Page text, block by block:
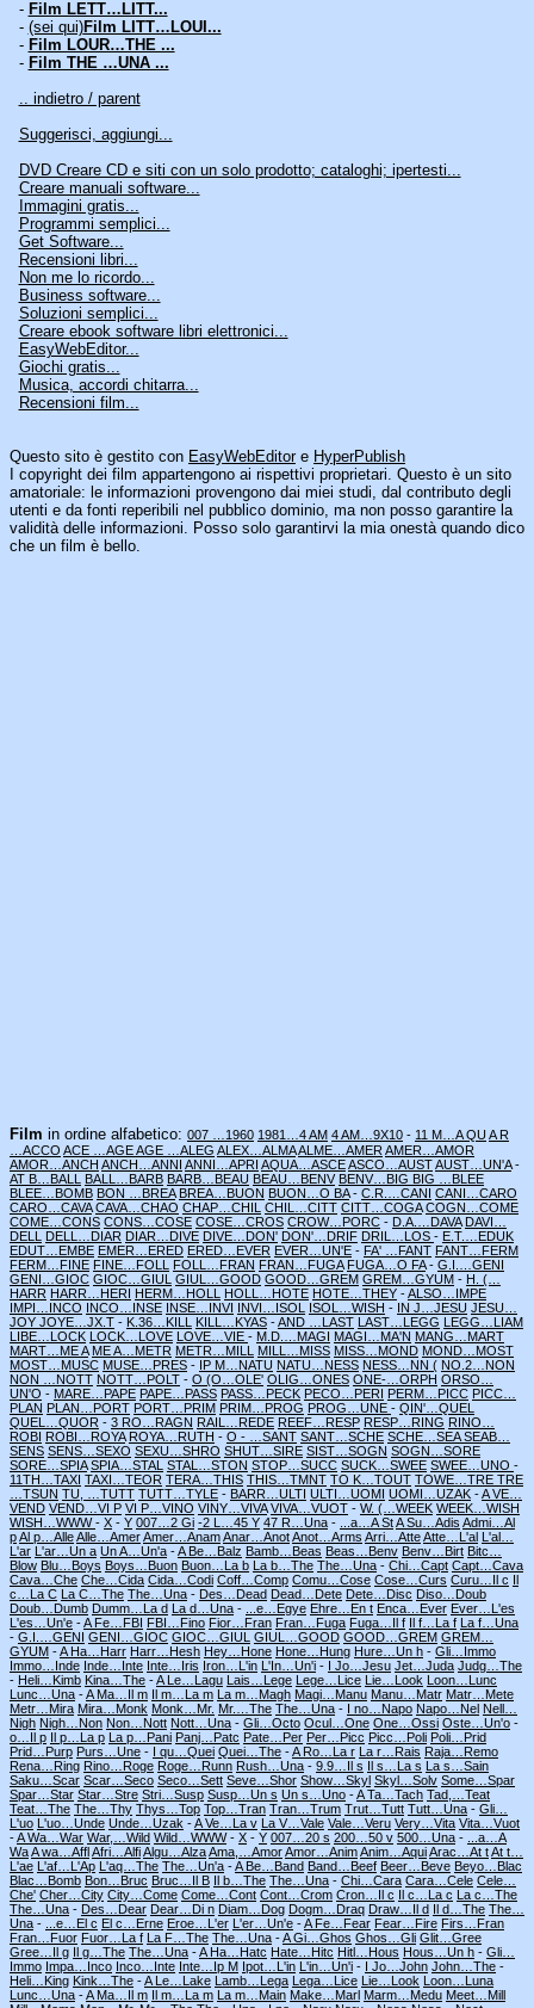
- Film LETT…LITT...
- (sei qui)Film LITT…LOUI...
- Film LOUR…THE ...
- Film THE …UNA ...
.. indietro / parent
Suggerisci, aggiungi...
DVD Creare CD e siti con un solo prodotto; cataloghi; ipertesti...
Creare manuali software...
Immagini gratis...
Programmi semplici...
Get Software...
Recensioni libri...
Non me lo ricordo...
Business software...
Soluzioni semplici...
Creare ebook software libri elettronici...
EasyWebEditor...
Giochi gratis...
Musica, accordi chitarra...
Recensioni film...
Questo sito è gestito con EasyWebEditore HyperPublish
I copyright dei film appartengono ai rispettivi proprietari. Questo è un sito
amatoriale: le informazioni provengono dai miei studi, dal contributo degli
utenti e da fonti reperibili nel pubblico dominio, ma non posso garantire la
validità delle informazioni. Posso solo garantirvi la mia onestà quando dico
che un film è bello.
Film in ordine alfabetico: 007 …1960 1981…4 AM 4 AM…9X10 - 11 M…A QUA R
…ACCO ACE …AGEAGE …ALEG ALEX…ALMAALME…AMERAMER…AMOR
AMOR…ANCH ANCH…ANNI ANNI…APRI AQUA…ASCEASCO…AUSTAUST…UN'A-
AT B…BALL BALL…BARB BARB…BEAU BEAU…BENV BENV…BIG BIG …BLEE
BLEE…BOMB BON …BREA BREA…BUON BUON…O BA- C.R.…CANI CANI…CARO
CARO…CAVA CAVA…CHAO CHAP…CHIL CHIL…CITT CITT…COGA COGN…COME
COME…CONS CONS…COSE COSE…CROS CROW…PORC - D.A.…DAVA DAVI…
DELL DELL…DIAR DIAR…DIVE DIVE…DON' DON'…DRIF DRIL…LOS - E.T.…EDUK
EDUT…EMBE EMER…ERED ERED…EVER EVER…UN'E - FA' …FANT FANT…FERM
FERM…FINE FINE…FOLL FOLL…FRAN FRAN…FUGA FUGA…O FA- G.I.…GENI
GENI…GIOC GIOC…GIUL GIUL…GOOD GOOD…GREM GREM…GYUM - H. (…
HARR HARR…HERI HERM…HOLL HOLL…HOTE HOTE…THEY -ALSO…IMPE
IMPI…INCO INCO…INSE INSE…INVI INVI…ISOL ISOL…WISH - IN J…JESU JESU…
JOY JOYE…JX.T - K.36…KILL KILL…KYAS -AND …LAST LAST…LEGG LEGG…LIAM
LIBE…LOCK LOCK…LOVE LOVE…VIE - M.D.…MAGI MAGI…MA'N MANG…MART
MART…ME A ME A…METR METR…MILL MILL…MISS MISS…MOND MOND…MOST
MOST…MUSC MUSE…PRES - IP M…NATU NATU…NESS NESS…NN ( NO.2…NON
NON …NOTT NOTT…POLT - O (O…OLE' OLIG…ONES ONE-…ORPH ORSO…
UN'O - MARE…PAPE PAPE…PASS PASS…PECK PECO…PERI PERM…PICC PICC…
PLAN PLAN…PORT PORT…PRIM PRIM…PROG PROG…UNE - QIN'…QUEL
QUEL…QUOR - 3 RO…RAGN RAIL…REDE REEF…RESP RESP…RING RINO…
ROBI ROBI…ROYA ROYA…RUTH - O - …SANT SANT…SCHE SCHE…SEASEAB…
SENS SENS…SEXO SEXU…SHRO SHUT…SIRE SIST…SOGN SOGN…SORE
SORE…SPIA SPIA…STAL STAL…STON STOP…SUCC SUCK…SWEE SWEE…UNO -
11TH…TAXI TAXI…TEOR TERA…THIS THIS…TMNT TO K…TOUT TOWE…TRE TRE
…TSUN TU, …TUTT TUTT…TYLE - BARR…ULTI ULTI…UOMI UOMI…UZAK -A VE…
VEND VEND…VI P VI P…VINO VINY…VIVA VIVA…VUOT - W. (…WEEK WEEK…WISH
WISH…WWW- X - Y 007…2 Gi -2 L…45 Y 47 R…Una - ...a…A StA Su…Adis Admi…Al
pAl p…AlleAlle…AmerAmer…AnamAnar…AnotAnot…Arms Arri…AtteAtte…L'al L'al…
L'ar L'ar…Un a Un A…Un'a -A Be…Balz Bamb…Beas Beas…Benv Benv…Birt Bitc…
Blow Blu…Boys Boys…Buon Buon…La b La b…The The…Una - Chi…Capt Capt…Cava
Cava…Che Che…Cida Cida…Codi Coff…Comp Comu…Cose Cose…Curs Curu…Il c Il
c…La C La C…The The…Una - Des…Dead Dead…Dete Dete…Disc Diso…Doub
Doub…Dumb Dumm…La d La d…Una - ...e…Egye Ehre…En t Enca…Ever Ever…L'es
L'es…Un'e -A Fe…FBI FBI…Fino Fior…Fran Fran…Fuga Fuga…Il f Il f…La f La f…Una
- G.I.…GENI GENI…GIOC GIOC…GIUL GIUL…GOOD GOOD…GREM GREM…
GYUM -A Ha…Harr Harr…Hesh Hey…Hone Hone…Hung Hure…Un h - Gli…Immo
Immo…Inde Inde…Inte Inte…Iris Iron…L'in L'In…Un'i - I Jo…Jesu Jet…Juda Judg…The
- Heli…Kimb Kina…The -A Le…Lagu Lais…Lege Lege…Lice Lie…Look Loon…Lunc
Lunc…Una -A Ma…Il m Il m…La m La m…Magh Magi…Manu Manu…Matr Matr…Mete
Metr…Mira Mira…Monk Monk…Mr. Mr.…The The…Una - I no…Napo Napo…Nel Nell…
Nigh Nigh…Non Non…Nott Nott…Una - Gli…Octo Ocul…One One…Ossi Oste…Un'o -
o…Il p Il p…La p La p…Pani Panj…Patc Pate…Per Per…Picc Picc…Poli Poli…Prid
Prid…Purp Purs…Une - I qu…Quei Quei…The -A Ro…La r La r…Rais Raja…Remo
Rena…Ring Rino…Roge Roge…Runn Rush…Una - 9.9…Il s Il s…La s La s…Sain
Saku…Scar Scar…Seco Seco…Sett Seve…Shor Show…Skyl Skyl…Solv Some…Spar
Spar…Star Star…Stre Stri…Susp Susp…Un s Un s…Uno -A Ta…Tach Tad,…Teat
Teat…The The…Thy Thys…Top Top…Tran Tran…Trum Trut…Tutt Tutt…Una - Gli…
L'uo L'uo…Unde Unde…Uzak -A Ve…La v La V…Vale Vale…Veru Very…Vita Vita…Vuot
-A Wa…War War,…Wild Wild…WWW- X - Y 007…20 s 200…50 v 500…Una -
...a…A
WaA wa…AfflAfri…AlfiAlgu…AlzaAma,…AmorAmor…AnimAnim…AquiArac…At tAt t…
L'ae L'af…L'Ap L'aq…The The…Un'a -A Be…Band Band…Beef Beer…Beve Beyo…Blac
Blac…Bomb Bon…Bruc Bruc…Il B Il b…The The…Una - Chi…Cara Cara…Cele Cele…
Che' Cher…City City…Come Come…Cont Cont…Crom Cron…Il c Il c…La c La c…The
The…Una - Des…Dear Dear…Di n Diam…Dog Dogm…Draq Draw…Il d Il d…The The…
Una - ...e…El c El c…Erne Eroe…L'er L'er…Un'e -A Fe…Fear Fear…Fire Firs…Fran
Fran…Fuor Fuor…La f La F…The The…Una -A Gi…Ghos Ghos…Gli Glit…Gree
Gree…Il g Il g…The The…Una -A Ha…Hatc Hate…Hitc Hitl…Hous Hous…Un h - Gli…
Immo Impa…Inco Inco…Inte Inte…Ip M Ipot…L'in L'in…Un'i - I Jo…John John…The -
Heli…King Kink…The -A Le…Lake Lamb…Lega Lega…Lice Lie…Look Loon…Luna
Lunc…Una -A Ma…Il m Il m…La m La m…Main Make…Marl Marm…Medu Meet…Mill